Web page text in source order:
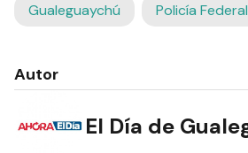
Gualeguaychú Policía Federal
Autor
El Día de